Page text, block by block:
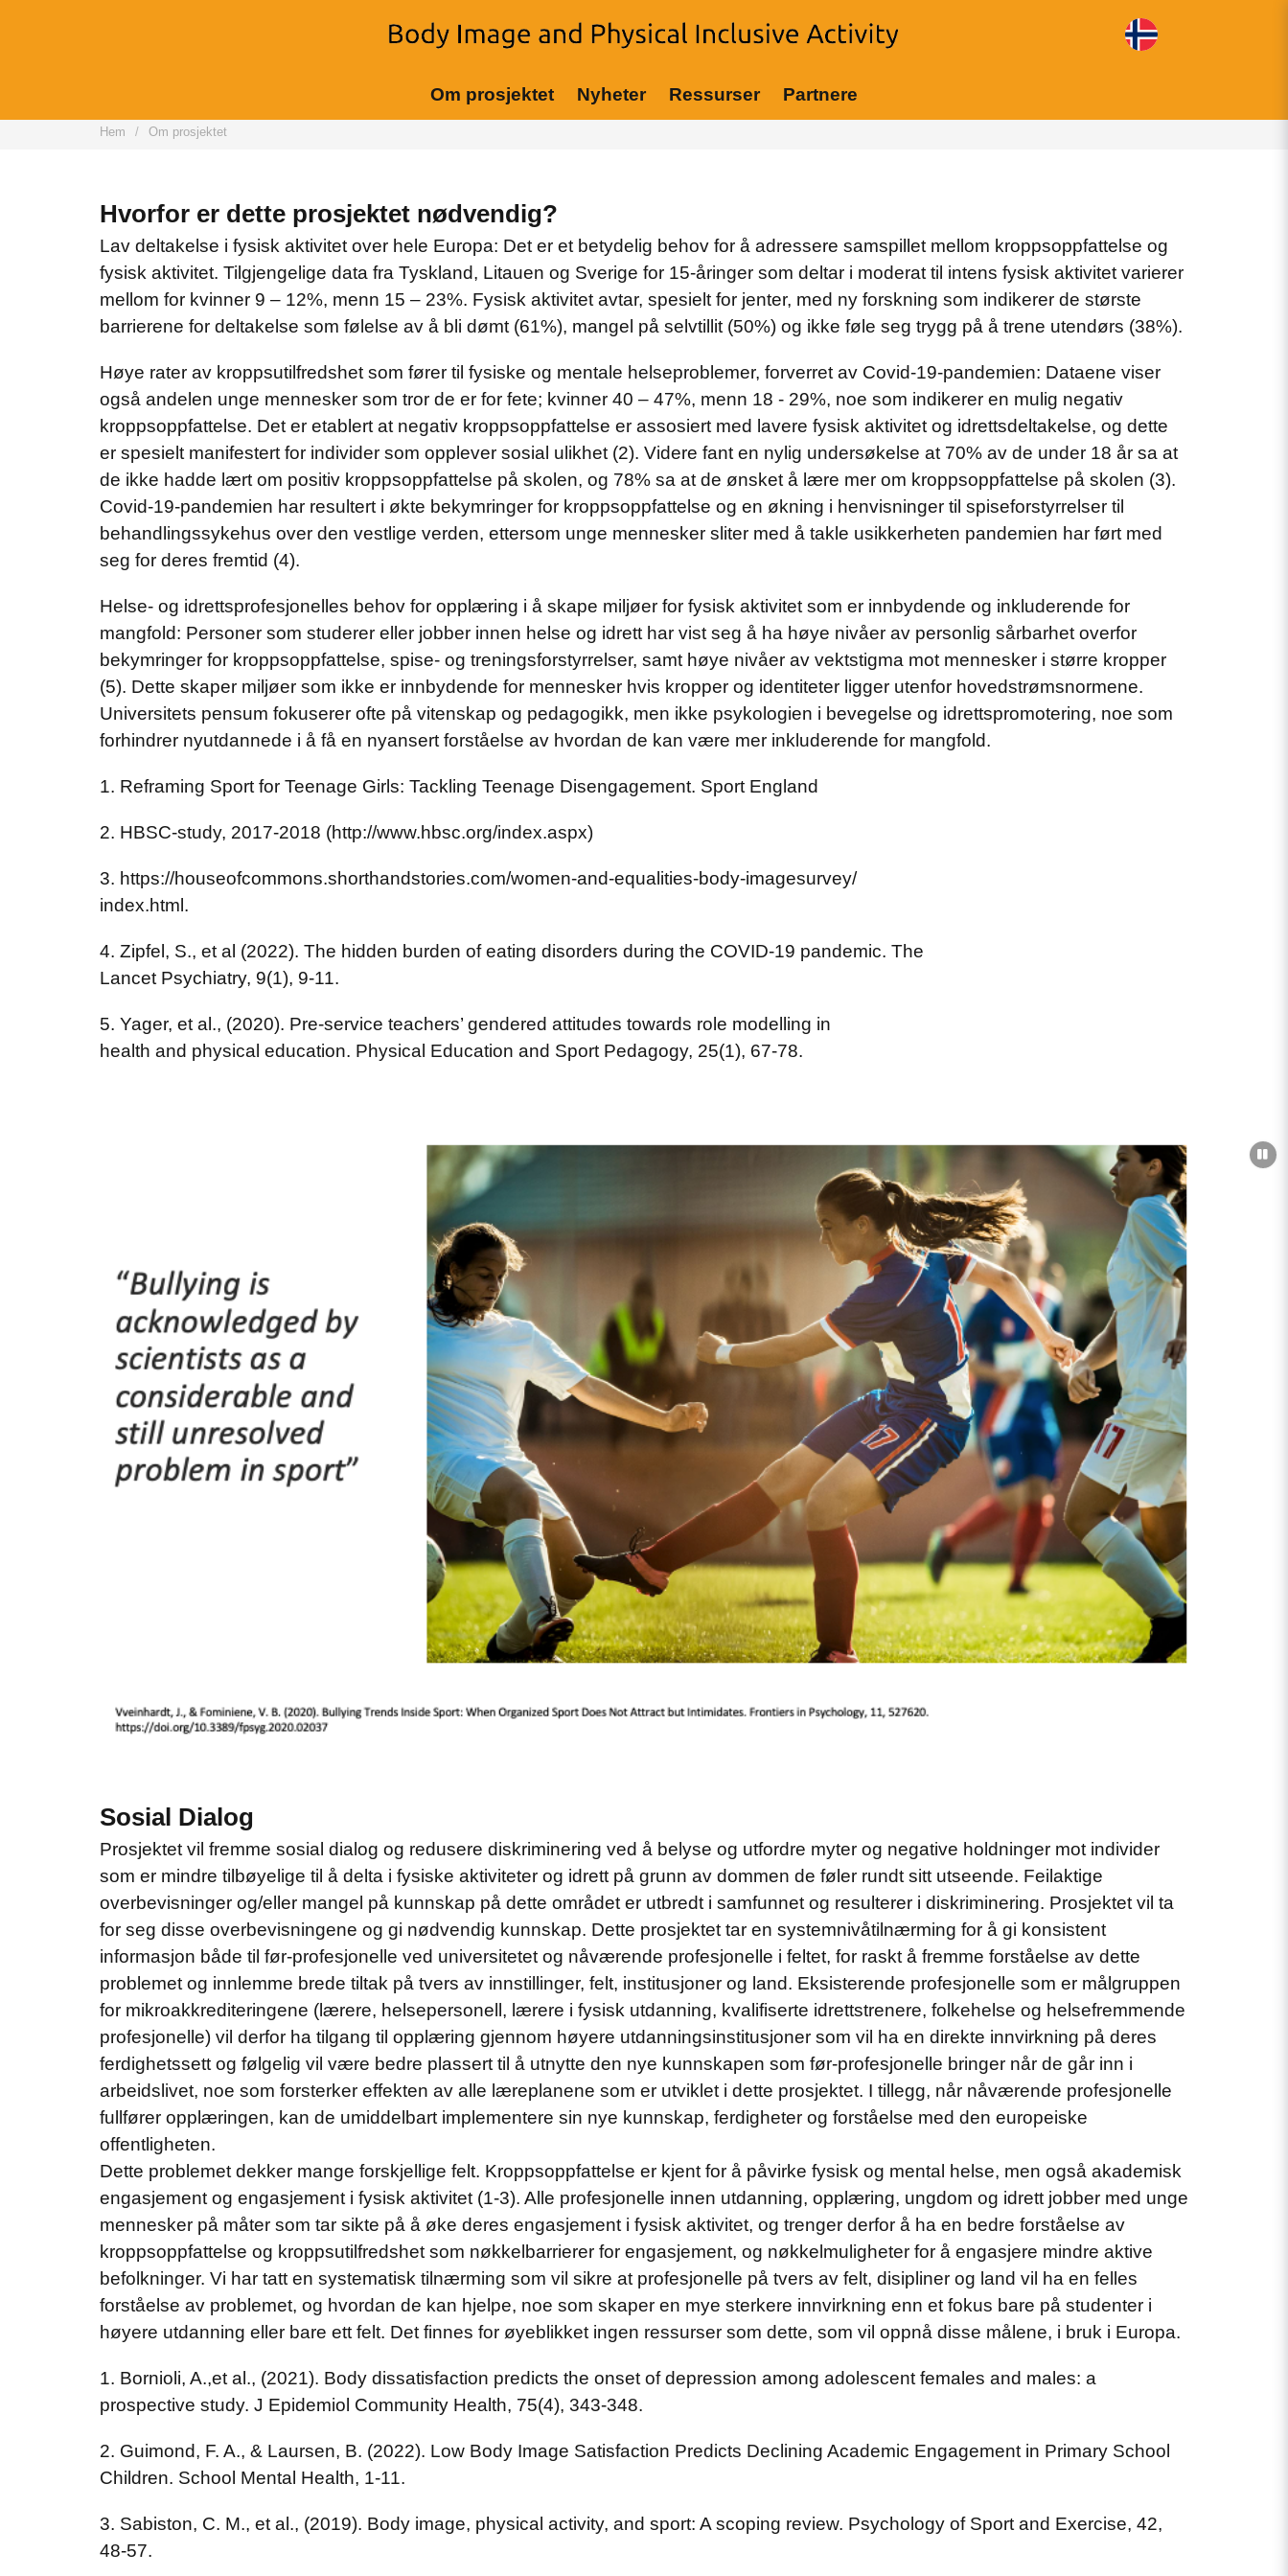
Om prosjektet Nyheter Ressurser Partnere
Hem Om prosjektet
Hvorfor er dette prosjektet nødvendig?
Lav deltakelse i fysisk aktivitet over hele Europa: Det er et betydelig behov for å adressere samspillet mellom kroppsoppfattelse og
fysisk aktivitet. Tilgjengelige data fra Tyskland, Litauen og Sverige for 15-åringer som deltar i moderat til intens fysisk aktivitet varierer
mellom for kvinner 9 – 12%, menn 15 – 23%. Fysisk aktivitet avtar, spesielt for jenter, med ny forskning som indikerer de største
barrierene for deltakelse som følelse av å bli dømt (61%), mangel på selvtillit (50%) og ikke føle seg trygg på å trene utendørs (38%).
Høye rater av kroppsutilfredshet som fører til fysiske og mentale helseproblemer, forverret av Covid-19-pandemien: Dataene viser
også andelen unge mennesker som tror de er for fete; kvinner 40 – 47%, menn 18 - 29%, noe som indikerer en mulig negativ
kroppsoppfattelse. Det er etablert at negativ kroppsoppfattelse er assosiert med lavere fysisk aktivitet og idrettsdeltakelse, og dette
er spesielt manifestert for individer som opplever sosial ulikhet (2). Videre fant en nylig undersøkelse at 70% av de under 18 år sa at
de ikke hadde lært om positiv kroppsoppfattelse på skolen, og 78% sa at de ønsket å lære mer om kroppsoppfattelse på skolen (3).
Covid-19-pandemien har resultert i økte bekymringer for kroppsoppfattelse og en økning i henvisninger til spiseforstyrrelser til
behandlingssykehus over den vestlige verden, ettersom unge mennesker sliter med å takle usikkerheten pandemien har ført med
seg for deres fremtid (4).
Helse- og idrettsprofesjonelles behov for opplæring i å skape miljøer for fysisk aktivitet som er innbydende og inkluderende for
mangfold: Personer som studerer eller jobber innen helse og idrett har vist seg å ha høye nivåer av personlig sårbarhet overfor
bekymringer for kroppsoppfattelse, spise- og treningsforstyrrelser, samt høye nivåer av vektstigma mot mennesker i større kropper
(5). Dette skaper miljøer som ikke er innbydende for mennesker hvis kropper og identiteter ligger utenfor hovedstrømsnormene.
Universitets pensum fokuserer ofte på vitenskap og pedagogikk, men ikke psykologien i bevegelse og idrettspromotering, noe som
forhindrer nyutdannede i å få en nyansert forståelse av hvordan de kan være mer inkluderende for mangfold.
1. Reframing Sport for Teenage Girls: Tackling Teenage Disengagement. Sport England
2. HBSC-study, 2017-2018 (http://www.hbsc.org/index.aspx)
3. https://houseofcommons.shorthandstories.com/women-and-equalities-body-imagesurvey/
index.html.
4. Zipfel, S., et al (2022). The hidden burden of eating disorders during the COVID-19 pandemic. The
Lancet Psychiatry, 9(1), 9-11.
5. Yager, et al., (2020). Pre-service teachers’ gendered attitudes towards role modelling in
health and physical education. Physical Education and Sport Pedagogy, 25(1), 67-78.
Sosial Dialog
Prosjektet vil fremme sosial dialog og redusere diskriminering ved å belyse og utfordre myter og negative holdninger mot individer
som er mindre tilbøyelige til å delta i fysiske aktiviteter og idrett på grunn av dommen de føler rundt sitt utseende. Feilaktige
overbevisninger og/eller mangel på kunnskap på dette området er utbredt i samfunnet og resulterer i diskriminering. Prosjektet vil ta
for seg disse overbevisningene og gi nødvendig kunnskap. Dette prosjektet tar en systemnivåtilnærming for å gi konsistent
informasjon både til før-profesjonelle ved universitetet og nåværende profesjonelle i feltet, for raskt å fremme forståelse av dette
problemet og innlemme brede tiltak på tvers av innstillinger, felt, institusjoner og land. Eksisterende profesjonelle som er målgruppen
for mikroakkrediteringene (lærere, helsepersonell, lærere i fysisk utdanning, kvalifiserte idrettstrenere, folkehelse og helsefremmende
profesjonelle) vil derfor ha tilgang til opplæring gjennom høyere utdanningsinstitusjoner som vil ha en direkte innvirkning på deres
ferdighetssett og følgelig vil være bedre plassert til å utnytte den nye kunnskapen som før-profesjonelle bringer når de går inn i
arbeidslivet, noe som forsterker effekten av alle læreplanene som er utviklet i dette prosjektet. I tillegg, når nåværende profesjonelle
fullfører opplæringen, kan de umiddelbart implementere sin nye kunnskap, ferdigheter og forståelse med den europeiske
offentligheten.
Dette problemet dekker mange forskjellige felt. Kroppsoppfattelse er kjent for å påvirke fysisk og mental helse, men også akademisk
engasjement og engasjement i fysisk aktivitet (1-3). Alle profesjonelle innen utdanning, opplæring, ungdom og idrett jobber med unge
mennesker på måter som tar sikte på å øke deres engasjement i fysisk aktivitet, og trenger derfor å ha en bedre forståelse av
kroppsoppfattelse og kroppsutilfredshet som nøkkelbarrierer for engasjement, og nøkkelmuligheter for å engasjere mindre aktive
befolkninger. Vi har tatt en systematisk tilnærming som vil sikre at profesjonelle på tvers av felt, disipliner og land vil ha en felles
forståelse av problemet, og hvordan de kan hjelpe, noe som skaper en mye sterkere innvirkning enn et fokus bare på studenter i
høyere utdanning eller bare ett felt. Det finnes for øyeblikket ingen ressurser som dette, som vil oppnå disse målene, i bruk i Europa.
1. Bornioli, A.,et al., (2021). Body dissatisfaction predicts the onset of depression among adolescent females and males: a
prospective study. J Epidemiol Community Health, 75(4), 343-348.
2. Guimond, F. A., & Laursen, B. (2022). Low Body Image Satisfaction Predicts Declining Academic Engagement in Primary School
Children. School Mental Health, 1-11.
3. Sabiston, C. M., et al., (2019). Body image, physical activity, and sport: A scoping review. Psychology of Sport and Exercise, 42,
48-57.